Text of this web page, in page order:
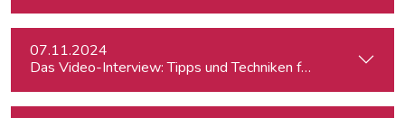
07.11.2024
Das Video-Interview: Tipps und Techniken für TV und Web